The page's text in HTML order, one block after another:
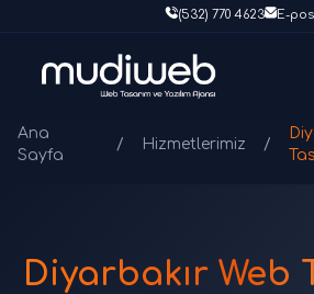
(532) 770 4623 E-
Ana
Sayfa
/ Hizmetlerimiz /
Diyarbakır Web